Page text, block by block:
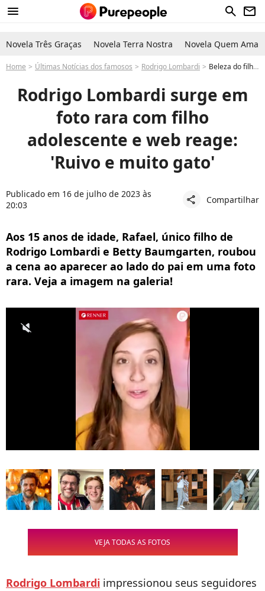
menu search newsletter
Novela Três Graças Novela Terra Nostra Novela Quem Ama
Home Últimas Notícias dos famosos Rodrigo Lombardi Beleza do filho adolescente de Rodrigo Lombardi rouba a cena em foto com ator: 'Ruivo e muito gato'
Rodrigo Lombardi surge em
foto rara com filho
adolescente e web reage:
'Ruivo e muito gato'
Publicado em 16 de julho de 2023 às
20:03
share Compartilhar
Aos 15 anos de idade, Rafael, único filho de
Rodrigo Lombardi e Betty Baumgarten, roubou
a cena ao aparecer ao lado do pai em uma foto
rara. Veja a imagem na galeria!
VEJA TODAS AS FOTOS
Rodrigo Lombardi impressionou seus seguidores